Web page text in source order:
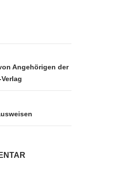
Angehörigen der